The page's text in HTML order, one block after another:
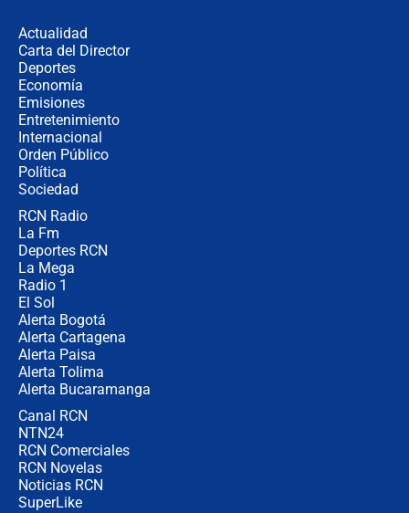
Actualidad
Carta del Director
Deportes
Economía
Emisiones
Entretenimiento
Internacional
Orden Público
Política
Sociedad
RCN Radio
La Fm
Deportes RCN
La Mega
Radio 1
El Sol
Alerta Bogotá
Alerta Cartagena
Alerta Paisa
Alerta Tolima
Alerta Bucaramanga
Canal RCN
NTN24
RCN Comerciales
RCN Novelas
Noticias RCN
SuperLike